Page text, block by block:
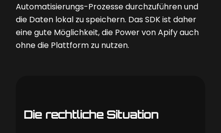
Automatisierungs-Prozesse durchzuführen und
die Daten lokal zu speichern. Das SDK ist daher
eine gute Möglichkeit, die Power von Apify auch
ohne die Plattform zu nutzen.
Die rechtliche Situation